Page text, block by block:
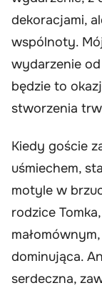
dekoracjami,
wspólnoty.
wydarzenie
będzie to
stworzenia
Kiedy goście
uśmiechem,
motyle w
rodzice
dominująca.
serdeczna,